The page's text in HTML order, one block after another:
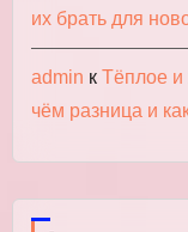
их брать для
admin к Тёплое и
чём разница и